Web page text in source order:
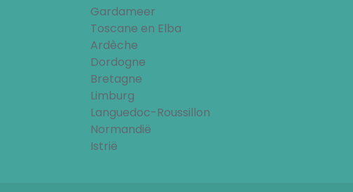
Gardameer
Toscane en Elba
Ardèche
Dordogne
Bretagne
Limburg
Languedoc-Roussillon
Normandië
Istrië